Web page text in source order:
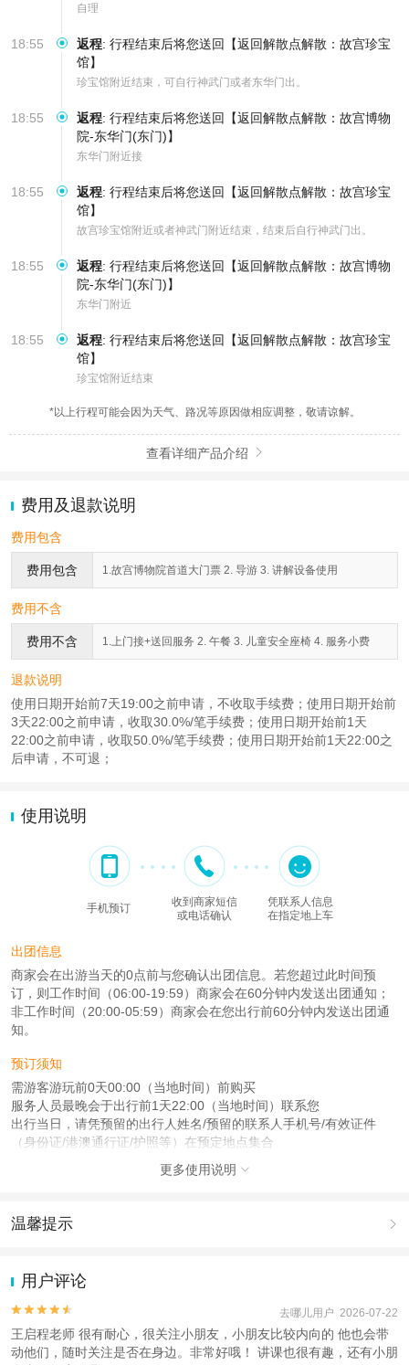
自理
18:55 返程: 行程结束后将您送回【返回解散点解散：故宫珍宝
馆】
珍宝馆附近结束，可自行神武门或者东华门出。
18:55 返程: 行程结束后将您送回【返回解散点解散：故宫博物
院-东华门(东门)】
东华门附近接
18:55 返程: 行程结束后将您送回【返回解散点解散：故宫珍宝
馆】
故宫珍宝馆附近或者神武门附近结束，结束后自行神武门出。
18:55 返程: 行程结束后将您送回【返回解散点解散：故宫博物
院-东华门(东门)】
东华门附近
18:55 返程: 行程结束后将您送回【返回解散点解散：故宫珍宝
馆】
珍宝馆附近结束
*以上行程可能会因为天气、路况等原因做相应调整，敬请谅解。
查看详细产品介绍 
费用及退款说明
费用包含
费用包含 1.故宫博物院首道大门票 2. 导游 3. 讲解设备使用
费用不含
费用不含 1.上门接+送回服务 2. 午餐 3. 儿童安全座椅 4. 服务小费
退款说明
使用日期开始前7天19:00之前申请，不收取手续费；使用日期开始前
3天22:00之前申请，收取30.0%/笔手续费；使用日期开始前1天
22:00之前申请，收取50.0%/笔手续费；使用日期开始前1天22:00之
后申请，不可退；
使用说明
手机预订
收到商家短信
或电话确认
凭联系人信息
在指定地上车
出团信息
商家会在出游当天的0点前与您确认出团信息。若您超过此时间预
订，则工作时间（06:00-19:59）商家会在60分钟内发送出团通知；
非工作时间（20:00-05:59）商家会在您出行前60分钟内发送出团通
知。
预订须知
需游客游玩前0天00:00（当地时间）前购买
服务人员最晚会于出行前1天22:00（当地时间）联系您
出行当日，请凭预留的出行人姓名/预留的联系人手机号/有效证件
（身份证/港澳通行证/护照等）在预定地点集合
儿童：5周岁 – 17周岁；
本产品由青岛驿路同行国际旅行社有限公司代理招徕，委托社为北京旅力国际旅
行社有限公司，具体的旅游服务和操作由委托社及其有资质的地接社提供
更多使用说明 
温馨提示 
动（如跳伞、潜水、滑雪等）前，请务必仔细阅读
2.为普及旅游安全知识及旅游文明公约，使您的旅程顺利圆满完成，
特制定《去哪儿网旅游安全手册》 ，请您认真阅读并切实遵守。
用户评论

 去哪儿用户 2026-07-22
王启程老师 很有耐心，很关注小朋友，小朋友比较内向的 他也会带
动他们，随时关注是否在身边。非常好哦！ 讲课也很有趣，还有小朋